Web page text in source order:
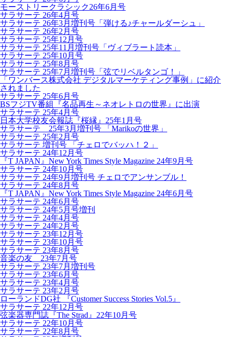
モーストリークラシック26年6月号
サラサーテ 26年4月号
サラサーテ 26年3月増刊号「弾ける♪チャールダーシュ」
サラサーテ 26年2月号
サラサーテ 25年12月号
サラサーテ 25年11月増刊号「ヴィブラート読本」
サラサーテ 25年10月号
サラサーテ 25年8月号
サラサーテ 25年7月増刊号「弦でリベルタンゴ！」
「ワンバース株式会社 デジタルマーケティング事例」に紹介
されました
サラサーテ 25年6月号
BSフジTV番組『名品再生～ネオレトロの世界』に出演
サラサーテ 25年4月号
日本大学校友会報誌『桜縁』25年1月号
サラサーテ 25年3月増刊号 「Marikoの世界」
サラサーテ 25年2月号
サラサーテ 増刊号 「チェロでバッハ！２」
サラサーテ 24年12月号
『T JAPAN』New York Times Style Magazine 24年9月号
サラサーテ 24年10月号
サラサーテ 24年9月増刊号 チェロでアンサンブル！
サラサーテ 24年8月号
『T JAPAN』New York Times Style Magazine 24年6月号
サラサーテ 24年6月号
サラサーテ 24年5月号増刊
サラサーテ 24年4月号
サラサーテ 24年2月号
サラサーテ 23年12月号
サラサーテ 23年10月号
サラサーテ 23年8月号
音楽の友 23年7月号
サラサーテ 23年7月増刊号
サラサーテ 23年6月号
サラサーテ 23年4月号
サラサーテ 23年2月号
ローランドDG社 『Customer Success Stories Vol.5』
サラサーテ 22年12月号
弦楽器専門誌『The Strad』22年10月号
サラサーテ 22年10月号
サラサーテ 22年8月号